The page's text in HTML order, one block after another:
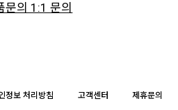
문의 1:1 문의
정보 처리방침 고객센터 제휴문의